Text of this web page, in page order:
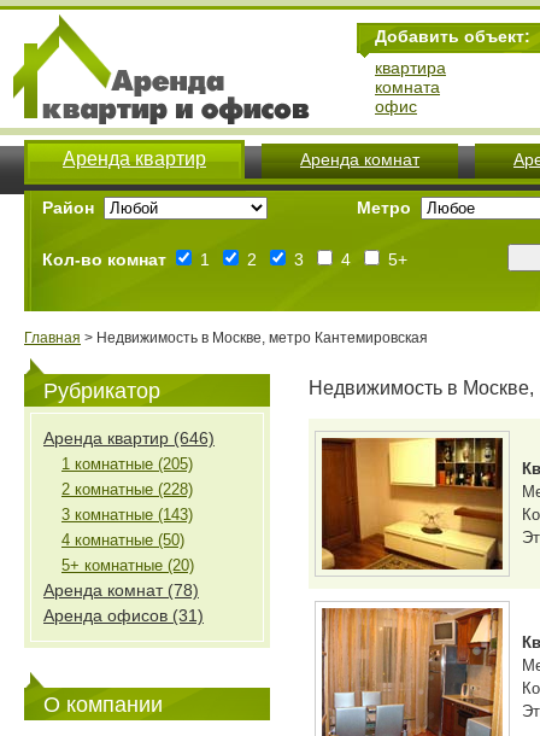
Добавить объект:
квартира
комната
офис
Аренда квартир Аренда комнат
Район Метро
Кол-во комнат 1 2 3 4 5+
Главная > Недвижимость в Москве, метро Кантемировская
Рубрикатор
Аренда квартир (646)
1 комнатные (205)
2 комнатные (228)
3 комнатные (143)
4 комнатные (50)
5+ комнатные (20)
Аренда комнат (78)
Аренда офисов (31)
О компании
Недвижимость в Москве,